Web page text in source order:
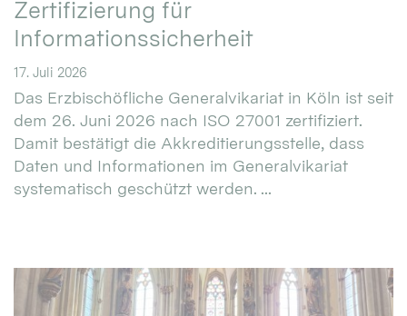
Zertifizierung für
Informationssicherheit
17. Juli 2026
Das Erzbischöfliche Generalvikariat in Köln ist seit
dem 26. Juni 2026 nach ISO 27001 zertifiziert.
Damit bestätigt die Akkreditierungsstelle, dass
Daten und Informationen im Generalvikariat
systematisch geschützt werden. ...